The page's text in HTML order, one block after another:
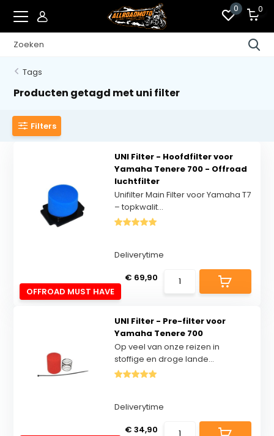
0 0
Tags
Producten getagd met uni filter
Filters
OFFROAD MUST HAVE
UNI Filter - Hoofdfilter voor
Yamaha Tenere 700 - Offroad
luchtfilter
Unifilter Main Filter voor Yamaha T7
– topkwalit...
Deliverytime
€ 69,90
UNI Filter - Pre-filter voor
Yamaha Tenere 700
Op veel van onze reizen in
stoffige en droge lande...
Deliverytime
€ 34,90